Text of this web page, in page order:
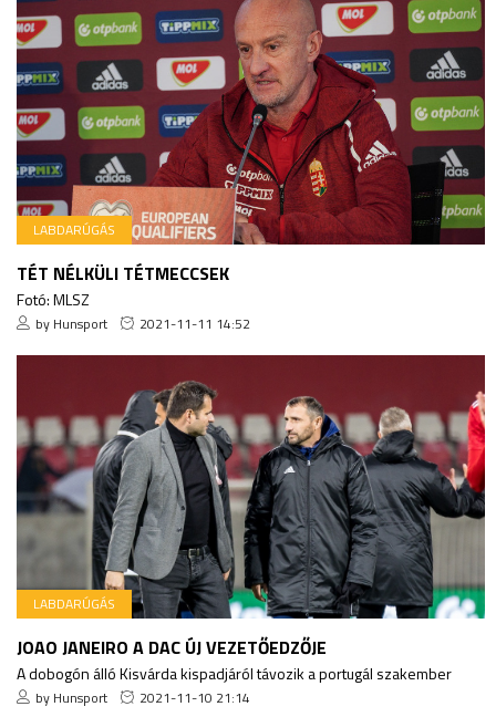
LABDARÚGÁS
TÉT NÉLKÜLI TÉTMECCSEK
Fotó: MLSZ
by Hunsport 2021-11-11 14:52
LABDARÚGÁS
JOAO JANEIRO A DAC ÚJ VEZETŐEDZŐJE
A dobogón álló Kisvárda kispadjáról távozik a portugál szakember
by Hunsport 2021-11-10 21:14